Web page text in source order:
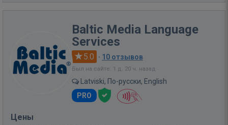
Baltic Media Language
Services
5.0 · 10 отзывов
Был на сайте: 1 д. 20 ч. назад
Latviski, По-русски, English
PRO
Цены